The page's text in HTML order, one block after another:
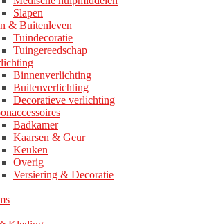
Slapen
& Buitenleven
Tuindecoratie
Tuingereedschap
Binnenverlichting
Buitenverlichting
Decoratieve verlichting
Badkamer
Kaarsen & Geur
Keuken
Overig
Versiering & Decoratie